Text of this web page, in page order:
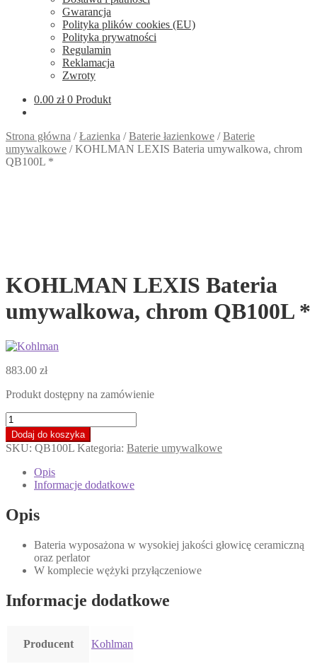
Gwarancja
Polityka plików cookies (EU)
Polityka prywatności
Regulamin
Reklamacja
Zwroty
0.00 zł 0 Produkt
Strona główna /Łazienka /Baterie łazienkowe /Baterie
umywalkowe /KOHLMAN LEXIS Bateria umywalkowa, chrom
QB100L *
KOHLMAN LEXIS Bateria
umywalkowa, chrom QB100L *
883.00 zł
Produkt dostępny na zamówienie
ilość
KOHLMAN
LEXIS
Bateria
umywalkowa,
chrom
QB100L
*
Dodaj do koszyka
SKU: QB100L Kategoria: Baterie umywalkowe
Opis
Informacje dodatkowe
Opis
Bateria wyposażona w wysokiej jakości głowicę ceramiczną
oraz perlator
W komplecie wężyki przyłączeniowe
Informacje dodatkowe
Producent Kohlman